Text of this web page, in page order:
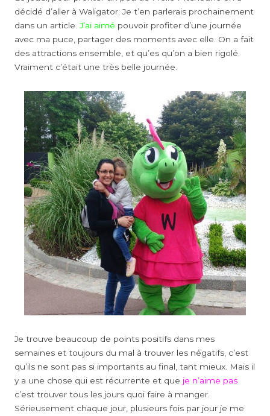
décidé d’aller à Waligator. Je t’en parlerais prochainement
dans un article.J’ai aimé pouvoir profiter d’une journée
avec ma puce, partager des moments avec elle. On a fait
des attractions ensemble, et qu’es qu’on a bien rigolé.
Vraiment c’était une très belle journée.
Je trouve beaucoup de points positifs dans mes
semaines et toujours du mal à trouver les négatifs, c’est
qu’ils ne sont pas si importants au final, tant mieux. Mais il
y a une chose qui est récurrente et que je n’aime pas
c’est trouver tous les jours quoi faire à manger.
Sérieusement chaque jour, plusieurs fois par jour je me